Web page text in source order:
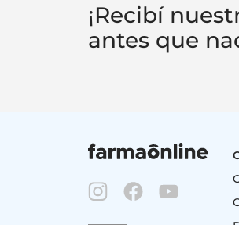
¡Recibí
antes que